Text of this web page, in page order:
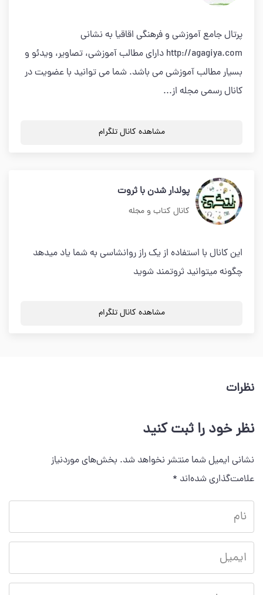
پرتال جامع آموزشی و فرهنگی اقاقیا به نشانی
http://agagiya.com دارای مطالب آموزشی، تصاویر، ویدئو و
بسیار مطالب آموزشی می باشد. شما می توانید با عضویت در
کانال رسمی مجله از...
مشاهده کانال تلگرام
پولدار شدن با ثروت
کانال کتاب و مجله
این کانال با استفاده از یک راز روانشاسی به شما یاد میدهد
چگونه میتوانید ثروتمند شوید
مشاهده کانال تلگرام
نظرات
نظر خود را ثبت کنید
نشانی ایمیل شما منتشر نخواهد شد. بخش‌های موردنیاز
علامت‌گذاری شده‌اند *